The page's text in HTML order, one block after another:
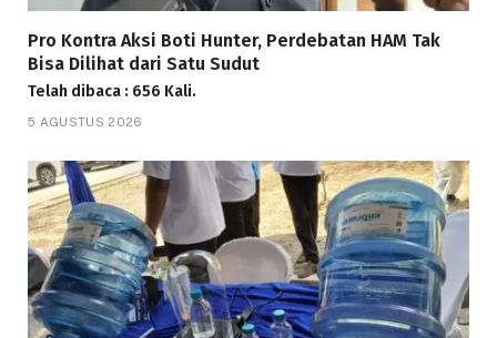
Pro Kontra Aksi Boti Hunter, Perdebatan HAM Tak
Bisa Dilihat dari Satu Sudut
Telah dibaca : 656 Kali.
5 AGUSTUS 2026